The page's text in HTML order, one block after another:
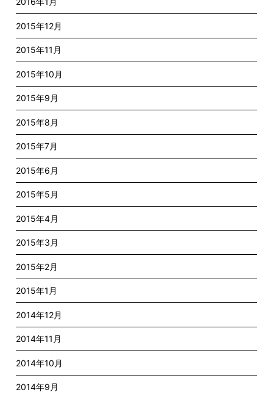
2015年12月
2015年11月
2015年10月
2015年9月
2015年8月
2015年7月
2015年6月
2015年5月
2015年4月
2015年3月
2015年2月
2015年1月
2014年12月
2014年11月
2014年10月
2014年9月